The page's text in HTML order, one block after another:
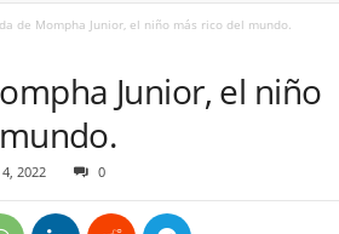
de Mompha Junior, el niño más rico del mundo.
Junior, el niño
2022 0